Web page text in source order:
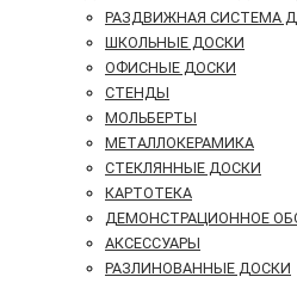
РАЗДВИЖНАЯ СИСТЕМА
ШКОЛЬНЫЕ ДОСКИ
ОФИСНЫЕ ДОСКИ
СТЕНДЫ
МОЛЬБЕРТЫ
МЕТАЛЛОКЕРАМИКА
СТЕКЛЯННЫЕ ДОСКИ
КАРТОТЕКА
ДЕМОНСТРАЦИОННОЕ
АКСЕССУАРЫ
РАЗЛИНОВАННЫЕ ДОСКИ